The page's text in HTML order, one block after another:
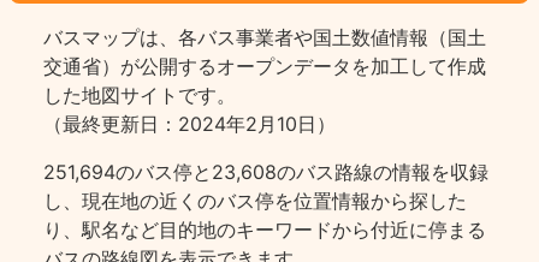
バスマップは、各バス事業者や国土数値情報（国土
交通省）が公開するオープンデータを加工して作成
した地図サイトです。
（最終更新日：2024年2月10日）
251,694のバス停と23,608のバス路線の情報を収録
し、現在地の近くのバス停を位置情報から探した
り、駅名など目的地のキーワードから付近に停まる